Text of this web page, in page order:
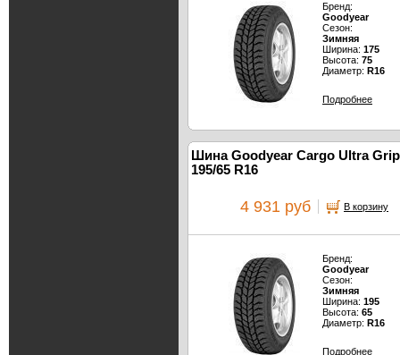
Бренд:
Goodyear
Сезон:
Зимняя
Ширина: 175
Высота: 75
Диаметр: R16
Подробнее
Шина Goodyear Cargo Ultra Grip
195/65 R16
4 931 руб В корзину
Бренд:
Goodyear
Сезон:
Зимняя
Ширина: 195
Высота: 65
Диаметр: R16
Подробнее